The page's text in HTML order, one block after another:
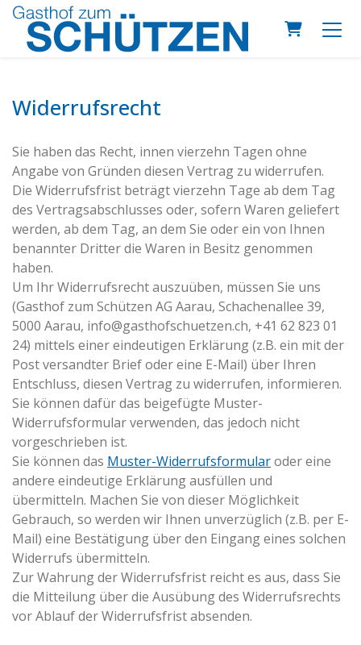
Widerrufsrecht
Sie haben das Recht, innen vierzehn Tagen ohne
Angabe von Gründen diesen Vertrag zu widerrufen.
Die Widerrufsfrist beträgt vierzehn Tage ab dem Tag
des Vertragsabschlusses oder, sofern Waren geliefert
werden, ab dem Tag, an dem Sie oder ein von Ihnen
benannter Dritter die Waren in Besitz genommen
haben.
Um Ihr Widerrufsrecht auszuüben, müssen Sie uns
(Gasthof zum Schützen AG Aarau, Schachenallee 39,
5000 Aarau, info@gasthofschuetzen.ch, +41 62 823 01
24) mittels einer eindeutigen Erklärung (z.B. ein mit der
Post versandter Brief oder eine E-Mail) über Ihren
Entschluss, diesen Vertrag zu widerrufen, informieren.
Sie können dafür das beigefügte Muster-
Widerrufsformular verwenden, das jedoch nicht
vorgeschrieben ist.
Sie können das Muster-Widerrufsformularoder eine
andere eindeutige Erklärung ausfüllen und
übermitteln. Machen Sie von dieser Möglichkeit
Gebrauch, so werden wir Ihnen unverzüglich (z.B. per E-
Mail) eine Bestätigung über den Eingang eines solchen
Widerrufs übermitteln.
Zur Wahrung der Widerrufsfrist reicht es aus, dass Sie
die Mitteilung über die Ausübung des Widerrufsrechts
vor Ablauf der Widerrufsfrist absenden.